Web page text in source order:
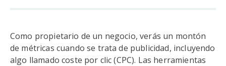
Como propietario de un negocio, verás un montón
de métricas cuando se trata de publicidad, incluyendo
algo llamado coste por clic (CPC). Las herramientas